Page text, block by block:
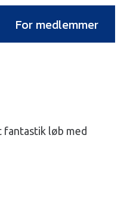
For medlemmer
fantastik løb med